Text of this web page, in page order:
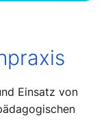
Einsatz von